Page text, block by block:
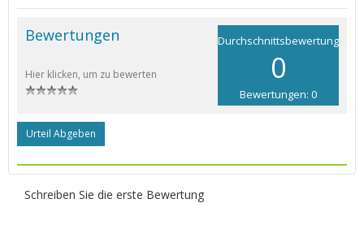
Durchschnittsbewertung
0
Bewertungen: 0
Bewertungen
Hier klicken, um zu bewerten
Urteil Abgeben
Schreiben Sie die erste Bewertung